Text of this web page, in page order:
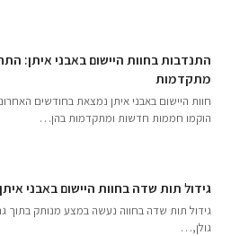
התנדבות בחוות היישום באבני איתן:
מתקדמות
חוות היישום באבני איתן נמצאת בחודשים
הוקמו חממות חדשות ומתקדמות בהן…
גידול תות שדה בחוות היישום באבני איתן
גידול תות שדה בחווה נעשה במצע מנותק בתוך
גולן,…